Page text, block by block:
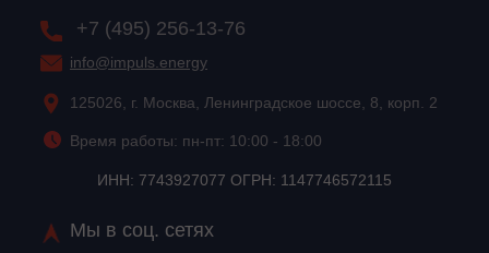
+7 (495) 256-13-76
info@impuls.energy
125026, г. Москва, Ленинградское шоссе, 8, корп. 2
Время работы: пн-пт: 10:00 - 18:00
ИНН: 7743927077 ОГРН: 1147746572115
Мы в соц. сетях